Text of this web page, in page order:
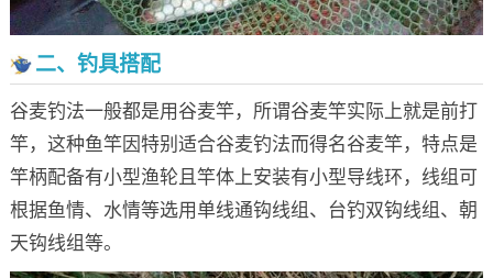
二、钓具搭配
谷麦钓法一般都是用谷麦竿，所谓谷麦竿实际上就是前打
竿，这种鱼竿因特别适合谷麦钓法而得名谷麦竿，特点是
竿柄配备有小型渔轮且竿体上安装有小型导线环，线组可
根据鱼情、水情等选用单线通钩线组、台钓双钩线组、朝
天钩线组等。